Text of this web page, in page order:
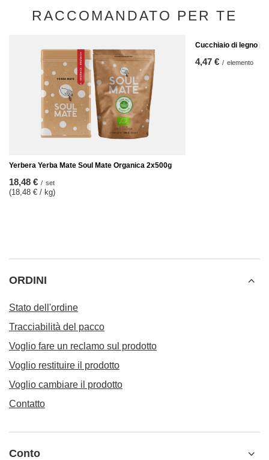
RACCOMANDATO PER TE
Yerbera Yerba Mate Soul Mate Organica 2x500g
18,48 € / set
(18,48 € / kg)
Cucchiaio di legno
4,47 € / elemento
ORDINI
Stato dell'ordine
Tracciabilità del pacco
Voglio fare un reclamo sul prodotto
Voglio restituire il prodotto
Voglio cambiare il prodotto
Contatto
Conto